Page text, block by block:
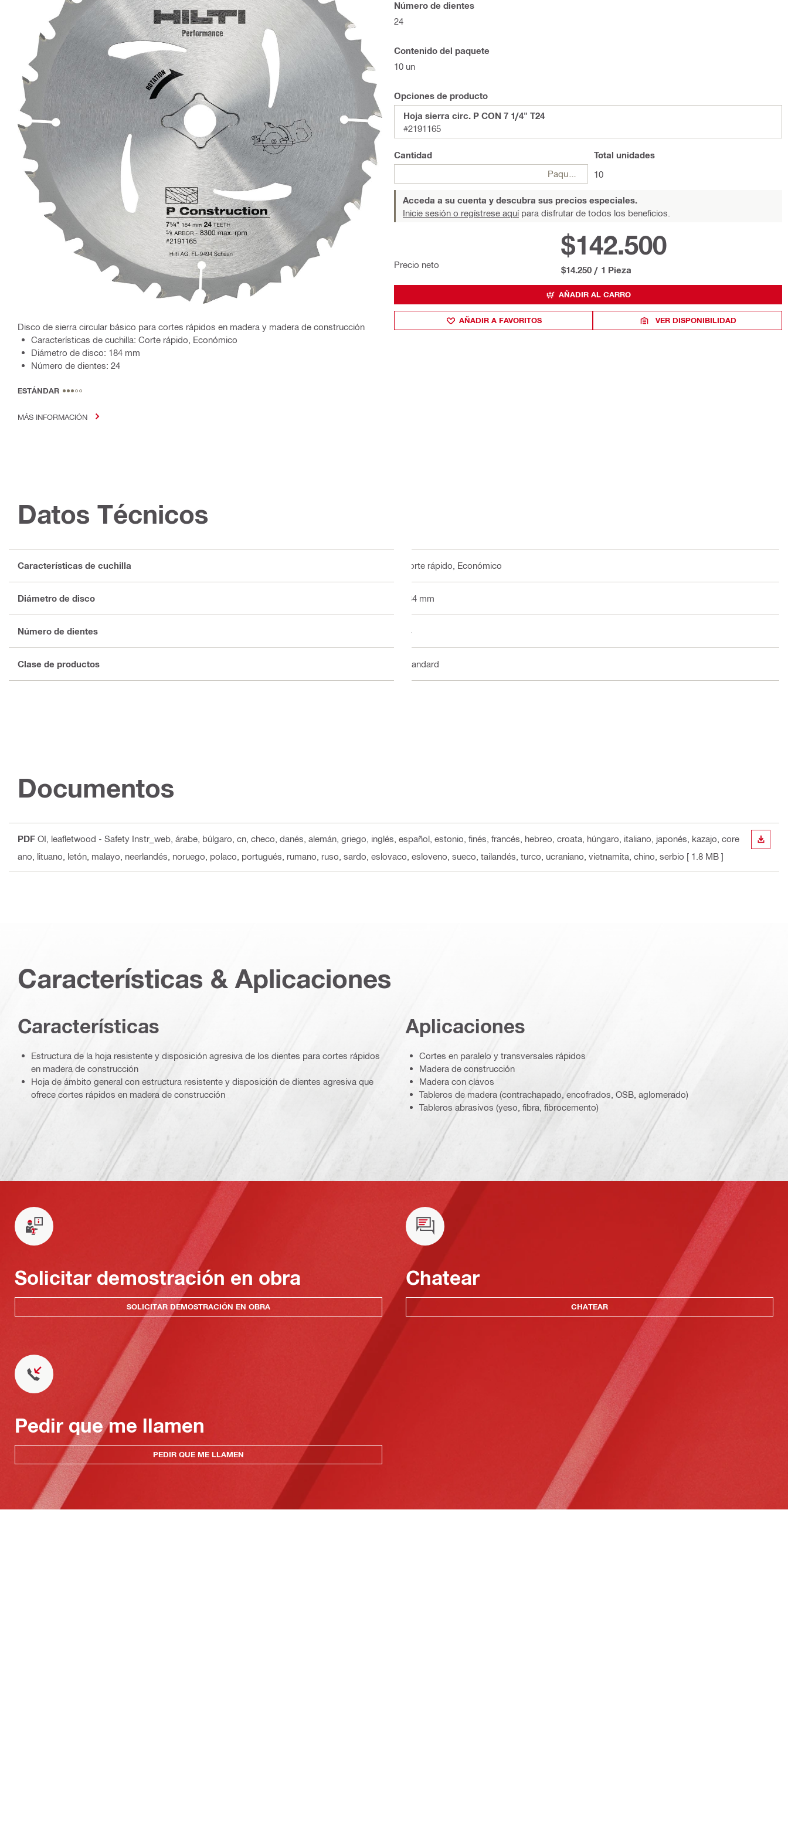
Disco de sierra circular básico para cortes rápidos en madera y madera de construcción
Características de cuchilla: Corte rápido, Económico
Diámetro de disco: 184 mm
Número de dientes: 24
ESTÁNDAR
MÁS INFORMACIÓN
Número de dientes
24
Contenido del paquete
10 un
Opciones de producto
Hoja sierra circ. P CON 7 1/4" T24
#2191165
Cantidad
Paquetes
Total unidades
10
Acceda a su cuenta y descubra sus precios especiales.
Inicie sesión o regístrese aquípara disfrutar de todos los beneficios.
Precio neto
$142.500
$14.250 / 1 Pieza
AÑADIR AL CARRO
AÑADIR A FAVORITOS VER DISPONIBILIDAD
Datos Técnicos
Características de cuchilla Corte rápido, Económico
Diámetro de disco 184 mm
Número de dientes 24
Clase de productos Standard
Documentos
PDF OI, leafletwood - Safety Instr_web , árabe, búlgaro, cn, checo, danés, alemán, griego, inglés, español, estonio, finés, francés, hebreo, croata, húngaro, italiano, japonés, kazajo, core
ano, lituano, letón, malayo, neerlandés, noruego, polaco, portugués, rumano, ruso, sardo, eslovaco, esloveno, sueco, tailandés, turco, ucraniano, vietnamita, chino, serbio [ 1.8 MB ]
Características & Aplicaciones
Características
Estructura de la hoja resistente y disposición agresiva de los dientes para cortes rápidos
en madera de construcción
Hoja de ámbito general con estructura resistente y disposición de dientes agresiva que
ofrece cortes rápidos en madera de construcción
Aplicaciones
Cortes en paralelo y transversales rápidos
Madera de construcción
Madera con clavos
Tableros de madera (contrachapado, encofrados, OSB, aglomerado)
Tableros abrasivos (yeso, fibra, fibrocemento)
Solicitar demostración en obra
SOLICITAR DEMOSTRACIÓN EN OBRA
Chatear
CHATEAR
Pedir que me llamen
PEDIR QUE ME LLAMEN